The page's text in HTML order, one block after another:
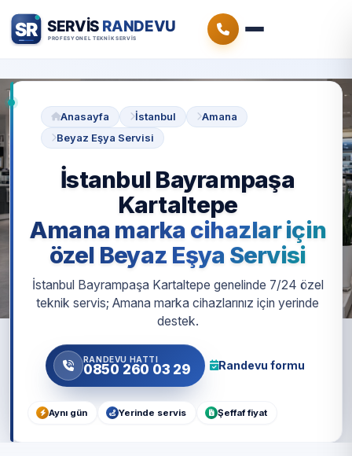
Anasayfa İstanbul
Amana
Beyaz Eşya Servisi
İstanbul Bayrampaşa
Kartaltepe
Amana marka cihazlar için
özel Beyaz Eşya Servisi
İstanbul Bayrampaşa Kartaltepe genelinde 7/24 özel
teknik servis; Amana marka cihazlarınız için yerinde
destek.
RANDEVU HATTI
0850 260 03 29 Randevu formu
Aynı gün Yerinde servis Şeffaf fiyat